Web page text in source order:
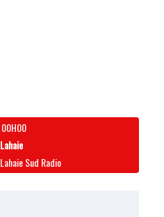
00H00
Sud Radio